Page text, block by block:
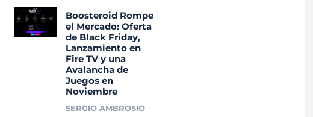
Boosteroid Rompe
el Mercado: Oferta
de Black Friday,
Lanzamiento en
Fire TV y una
Avalancha de
Juegos en
Noviembre
SERGIO AMBROSIO